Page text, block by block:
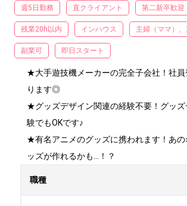
週5日勤務 直クライアント 第二新卒歓迎
残業20h以内 インハウス 主婦（ママ）
副業可 即日スタート
★大手遊技機メーカーの完全子会社！社員
ります◎
★グッズデザイン関連の経験不要！グッズ
験でもOKです♪
★有名アニメのグッズに携われます！あの
ッズが作れるかも…！？
職種